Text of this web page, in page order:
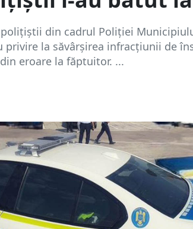
polițiștii din cadrul Poliției
privire la săvârșirea infracțiunii de
eroare la făptuitor. ...